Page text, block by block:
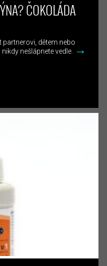
ČOKOLÁDA
partnerovi, dětem nebo
nešlápnete vedle.
→